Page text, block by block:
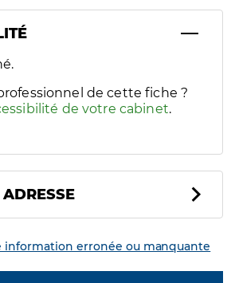
ou plusieurs handicaps/besoins
de cette fiche ?
de votre cabinet.
information erronée ou manquante